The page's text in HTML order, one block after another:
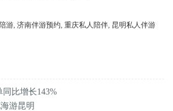
游, 济南伴游预约, 重庆私人陪伴, 昆明私人伴游
比增长143%
游昆明